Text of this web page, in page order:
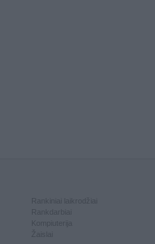
Kompiuterija
Žaislai